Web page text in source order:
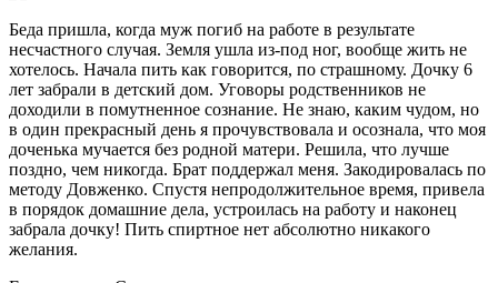
Беда пришла, когда муж погиб на работе в результате
несчастного случая. Земля ушла из-под ног, вообще жить не
хотелось. Начала пить как говорится, по страшному. Дочку 6
лет забрали в детский дом. Уговоры родственников не
доходили в помутненное сознание. Не знаю, каким чудом, но
в один прекрасный день я прочувствовала и осознала, что моя
доченька мучается без родной матери. Решила, что лучше
поздно, чем никогда. Брат поддержал меня. Закодировалась по
методу Довженко. Спустя непродолжительное время, привела
в порядок домашние дела, устроилась на работу и наконец
забрала дочку! Пить спиртное нет абсолютно никакого
желания.